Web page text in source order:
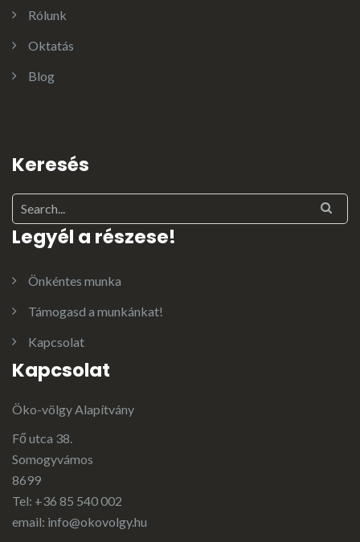
Rólunk
Oktatás
Blog
Keresés
Legyél a részese!
Önkéntes munka
Támogasd a munkánkat!
Kapcsolat
Kapcsolat
Öko-völgy Alapítvány
Fő utca 38.
Somogyvámos
8699
Tel: +36 85 540 002
email: info@okovolgy.hu